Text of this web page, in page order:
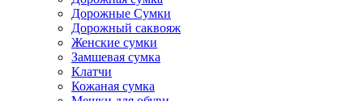
Дорожные Сумки
Дорожный саквояж
Женские сумки
Замшевая сумка
Клатчи
Кожаная сумка